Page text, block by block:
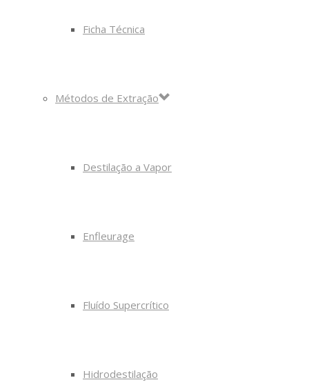
Ficha Técnica
Métodos de Extração
Destilação a Vapor
Enfleurage
Fluído Supercrítico
Hidrodestilação